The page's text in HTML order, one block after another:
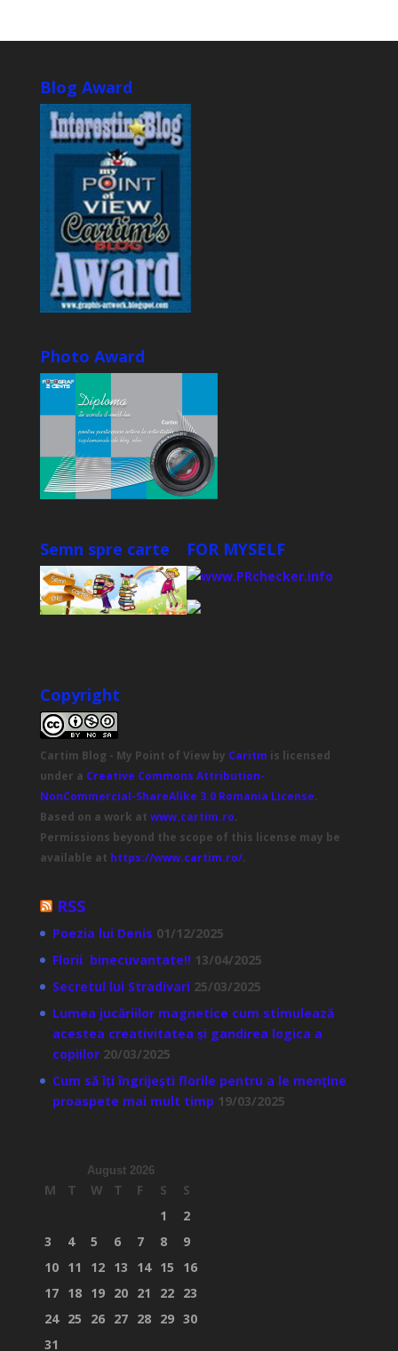
Blog Award
Photo Award
Semn spre carte FOR MYSELF
Copyright
Cartim Blog - My Point of Viewby Caritm is licensed
under a Creative Commons Attribution-
NonCommercial-ShareAlike 3.0 Romania License.
Based on a work at www.cartim.ro.
Permissions beyond the scope of this license may be
available at https://www.cartim.ro/.
RSS
Poezia lui Denis 01/12/2025
Florii binecuvantate!! 13/04/2025
Secretul lui Stradivari 25/03/2025
Lumea jucăriilor magnetice cum stimulează
acestea creativitatea și gandirea logica a
copiilor 20/03/2025
Cum să îți îngrijești florile pentru a le menține
proaspete mai mult timp 19/03/2025
August 2026
M T W T F S
S
1
2
3
4 5 6 7 8
9
10 11 12 13 14 15
16
17 18 19 20 21 22 23
24 25 26 27 28 29 30
31